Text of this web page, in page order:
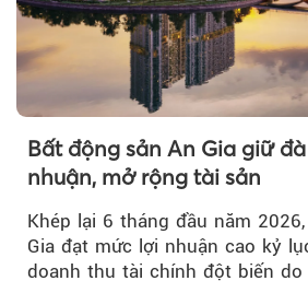
Bất động sản An Gia giữ
nhuận, mở rộng tài sản
Khép lại 6 tháng đầu năm
Gia đạt mức lợi nhuận cao kỷ
doanh thu tài chính đột biến